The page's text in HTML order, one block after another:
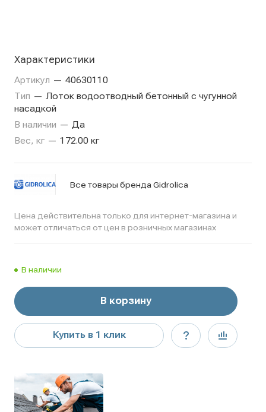
Характеристики
Артикул — 40630110
Тип — Лоток водоотводный бетонный с чугунной
насадкой
В наличии — Да
Вес, кг — 172.00 кг
Все товары бренда Gidrolica
Цена действительна только для интернет-магазина и
может отличаться от цен в розничных магазинах
В наличии
В корзину
Купить в 1 клик